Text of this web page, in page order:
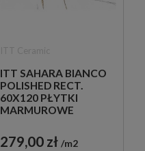
ITT SAHARA BIANCO
POLISHED RECT.
60X120 PŁYTKI
MARMUROWE
279,00 zł m2